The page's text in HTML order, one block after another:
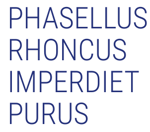
PHASELLUS
RHONCUS
IMPERDIET
PURUS